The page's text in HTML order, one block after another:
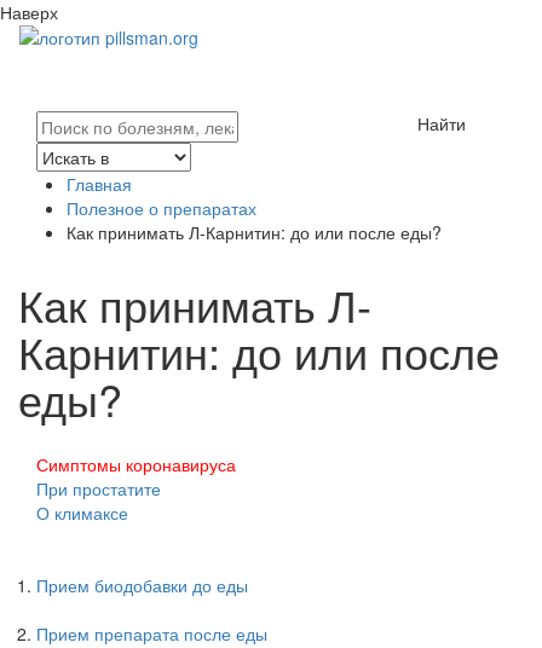
Наверх
Найти
Главная
Полезное о препаратах
Как принимать Л-Карнитин: до или после еды?
Как принимать Л-
Карнитин: до или после
еды?
Симптомы коронавируса
При простатите
О климаксе
Прием биодобавки до еды
Прием препарата после еды